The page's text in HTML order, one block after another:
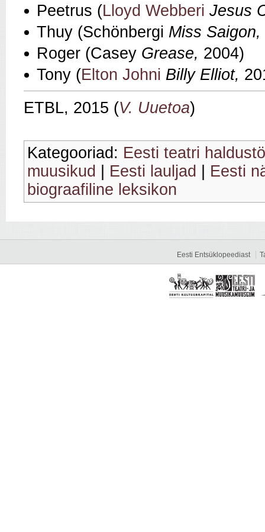
Peetrus (Lloyd Webberi Jesus
Thuy (Schönbergi Miss Saigon,
Roger (Casey Grease, 2004)
Tony (Elton Johni Billy Elliot,
ETBL, 2015 (V. Uuetoa)
Kategooriad: Eesti teatri
muusikud
Eesti lauljad
Eesti
biograafiline leksikon
Eesti Entsüklopeediast